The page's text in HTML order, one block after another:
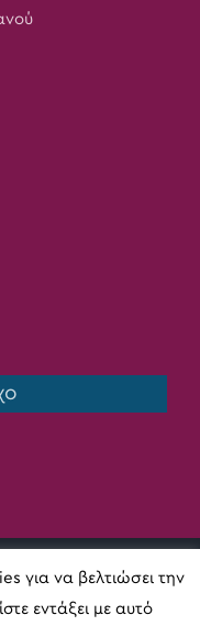
Rights Reserved |
Digital Act
για να βελτιώσει την
εντάξει με αυτό